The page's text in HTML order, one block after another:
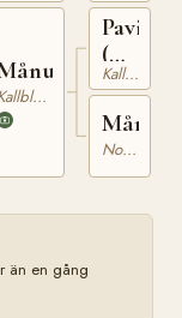
Kallblodig Travare
Pavin
(NO)
NT
1
Kallblodig Travare
Nordsvensk Brukshäst
än en gång